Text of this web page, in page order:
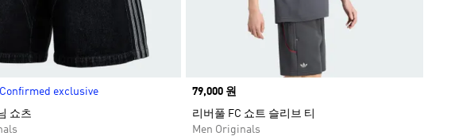
Confirmed exclusive
쇼츠​
Price
79,000 원
리버풀 FC 쇼트 슬리브 티
Men Originals